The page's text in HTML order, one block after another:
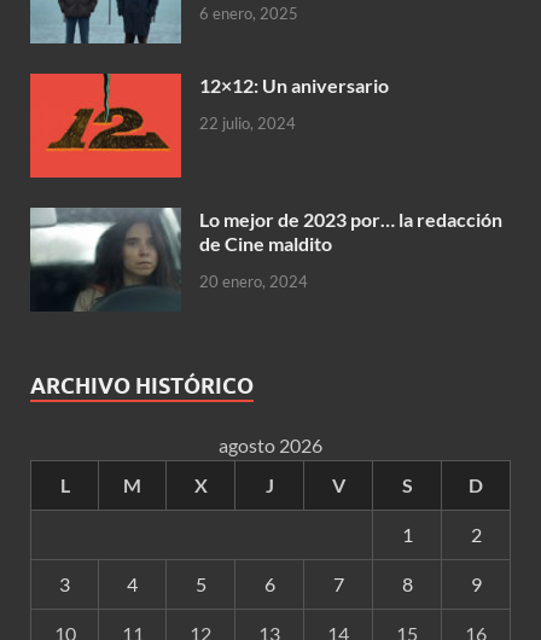
6 enero, 2025
12×12: Un aniversario
22 julio, 2024
Lo mejor de 2023 por… la redacción
de Cine maldito
20 enero, 2024
ARCHIVO HISTÓRICO
agosto 2026
L
M X J V S D
1 2
3 4 5 6 7 8 9
10 11 12 13 14 15 16